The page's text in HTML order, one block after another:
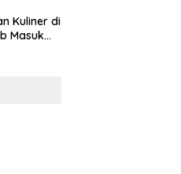
Kuliner di
Masuk